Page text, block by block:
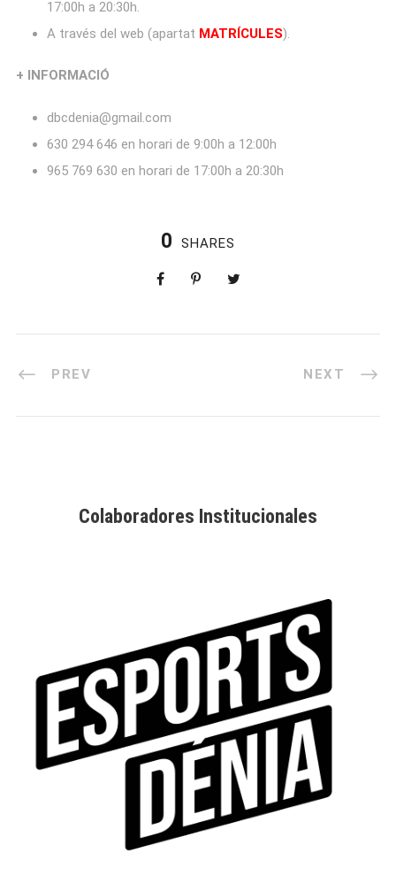
17:00h a 20:30h.
A través del web (apartat MATRÍCULES).
+ INFORMACIÓ
dbcdenia@gmail.com
630 294 646 en horari de 9:00h a 12:00h
965 769 630 en horari de 17:00h a 20:30h
0 SHARES
PREV NEXT
Colaboradores Institucionales